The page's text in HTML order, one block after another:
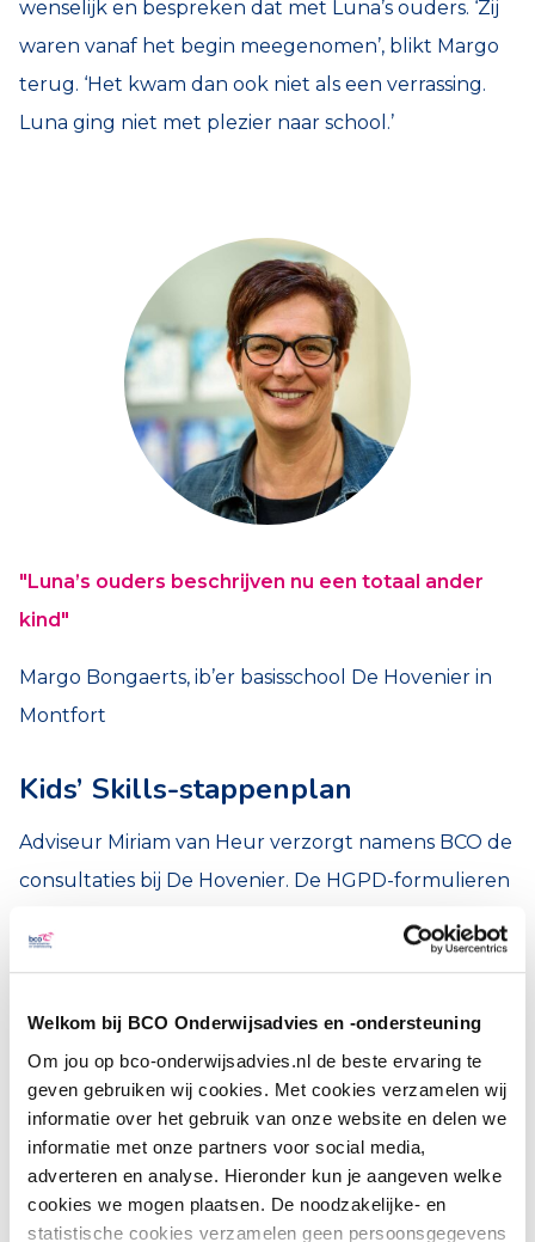
Welkom bij BCO Onderwijsadvies en -ondersteuning
Om jou op bco-onderwijsadvies.nl de beste ervaring te
geven gebruiken wij cookies. Met cookies verzamelen wij
informatie over het gebruik van onze website en delen we
informatie met onze partners voor social media,
adverteren en analyse. Hieronder kun je aangeven welke
cookies we mogen plaatsen. De noodzakelijke- en
statistische cookies verzamelen geen persoonsgegevens
wenselijk en bespreken dat met Luna’s ouders. ‘Zij
waren vanaf het begin meegenomen’, blikt Margo
terug. ‘Het kwam dan ook niet als een verrassing.
Luna ging niet met plezier naar school.’
"Luna’s ouders beschrijven nu een totaal ander
kind"
Margo Bongaerts, ib’er basisschool De Hovenier in
Montfort
Kids’ Skills-stappenplan
Adviseur Miriam van Heur verzorgt namens BCO de
consultaties bij De Hovenier. De HGPD-formulieren
zijn voor haar een prima voorbereiding om Luna te
bespreken. Ook de positieve instelling van de
in kansen en mogelijkheden’, werpt Miriam hen toe.’
Nadat het beeld geanalyseerd is, kijken ze samen
welke acties kunnen bijdragen. De
oplossingsgerichte methode Kids’ Skills lijkt goed
aan te sluiten bij Luna. Kids’ Skills neemt het
aanleren van vaardigheden als uitgangspunt, in